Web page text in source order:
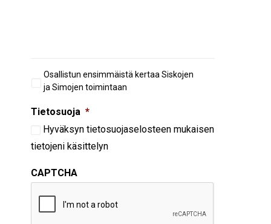
Aiempi
osallistuminen
Osallistun ensimmäistä kertaa Siskojen
ja Simojen toimintaan
Tietosuoja *
Hyväksyn tietosuojaselosteen mukaisen
tietojeni käsittelyn
CAPTCHA